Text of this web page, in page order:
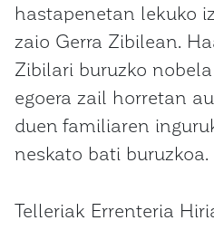
hastapenetan lekuko
zaio Gerra Zibilean.
Zibilari buruzko
egoera zail horretan
duen familiaren
neskato bati buruzkoa.
Telleriak Errenteria